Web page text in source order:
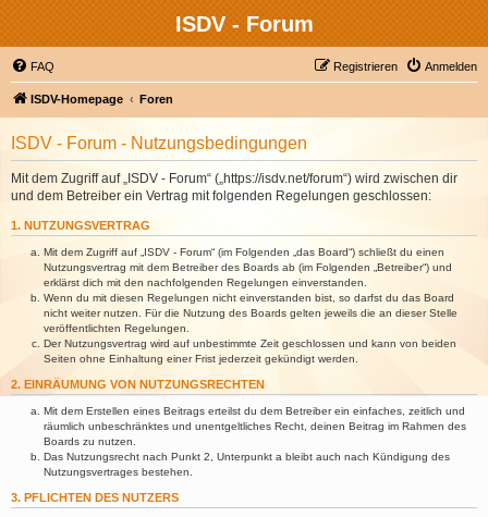
ISDV - Forum
FAQ Anmelden
Registrieren
ISDV-Homepage Foren
ISDV - Forum - Nutzungsbedingungen
Mit dem Zugriff auf „ISDV - Forum“ („https://isdv.net/forum“) wird zwischen dir
und dem Betreiber ein Vertrag mit folgenden Regelungen geschlossen:
1. NUTZUNGSVERTRAG
Mit dem Zugriff auf „ISDV - Forum“ (im Folgenden „das Board“) schließt du einen
Nutzungsvertrag mit dem Betreiber des Boards ab (im Folgenden „Betreiber“) und
erklärst dich mit den nachfolgenden Regelungen einverstanden.
Wenn du mit diesen Regelungen nicht einverstanden bist, so darfst du das Board
nicht weiter nutzen. Für die Nutzung des Boards gelten jeweils die an dieser Stelle
veröffentlichten Regelungen.
Der Nutzungsvertrag wird auf unbestimmte Zeit geschlossen und kann von beiden
Seiten ohne Einhaltung einer Frist jederzeit gekündigt werden.
2. EINRÄUMUNG VON NUTZUNGSRECHTEN
Mit dem Erstellen eines Beitrags erteilst du dem Betreiber ein einfaches, zeitlich und
räumlich unbeschränktes und unentgeltliches Recht, deinen Beitrag im Rahmen des
Boards zu nutzen.
Das Nutzungsrecht nach Punkt 2, Unterpunkt a bleibt auch nach Kündigung des
Nutzungsvertrages bestehen.
3. PFLICHTEN DES NUTZERS